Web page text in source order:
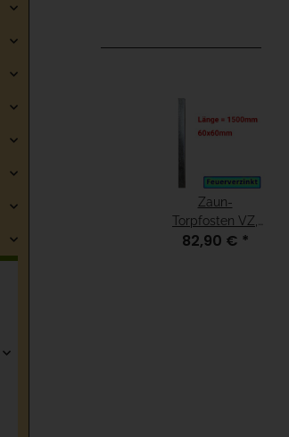
Zaun-
Torpfosten VZ,
zum
82,90 € *